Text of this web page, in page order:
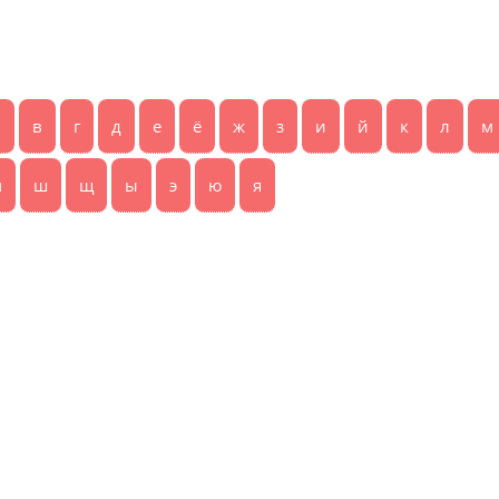
в г д е ё ж з и й к л м
ш щ ы э ю я